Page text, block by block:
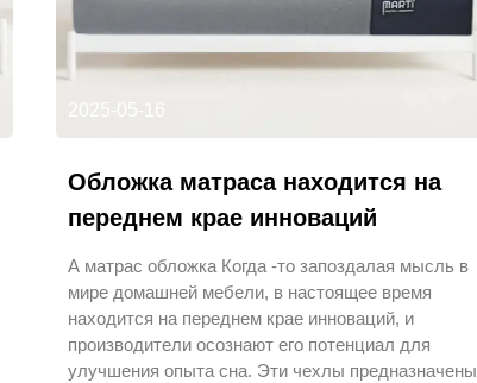
2025-05-16
Обложка матраса находится на
переднем крае инноваций
А матрас обложка Когда -то запоздалая мысль в
мире домашней мебели, в настоящее время
находится на переднем крае инноваций, и
производители осознают его потенциал для
улучшения опыта сна. Эти чехлы предназначены